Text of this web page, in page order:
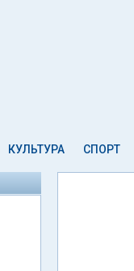
КУЛЬТУРА СПОРТ